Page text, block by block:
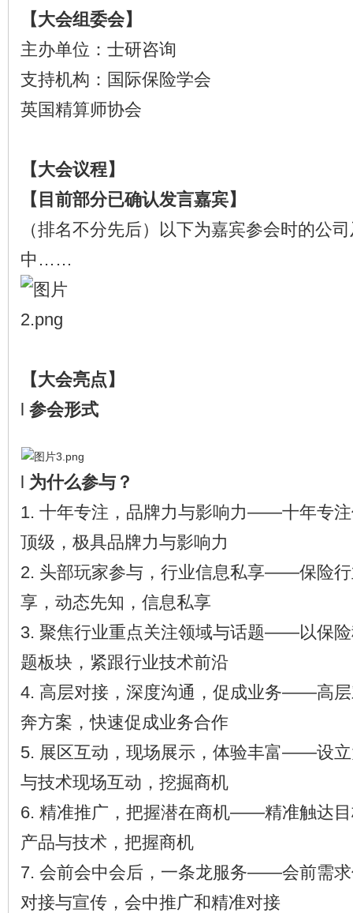
【大会组委会】
主办单位：士研咨询
支持机构：国际保险学会
英国精算师协会
【大会议程】
【目前部分已确认发言嘉宾】
（排名不分先后）以下为嘉宾参会时的公
中……
【大会亮点】
l 参会形式
l 为什么参与？
1. 十年专注，品牌力与影响力——十年专
顶级，极具品牌力与影响力
2. 头部玩家参与，行业信息私享——保险
享，动态先知，信息私享
3. 聚焦行业重点关注领域与话题——以保
题板块，紧跟行业技术前沿
4. 高层对接，深度沟通，促成业务——高
奔方案，快速促成业务合作
5. 展区互动，现场展示，体验丰富——设
与技术现场互动，挖掘商机
6. 精准推广，把握潜在商机——精准触达
产品与技术，把握商机
7. 会前会中会后，一条龙服务——会前需
对接与宣传，会中推广和精准对接